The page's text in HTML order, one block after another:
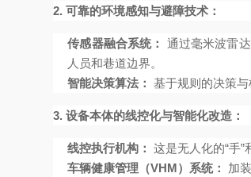
2. 可靠的环境感知与避障技术：
传感器融合系统：
通过毫米波雷
人员和巷道边界。
智能决策算法： 基于规则的决策
3. 设备本体的线控化与智能化改造：
线控执行机构： 这是无人化的“手
车辆健康管理（VHM）系统：
加